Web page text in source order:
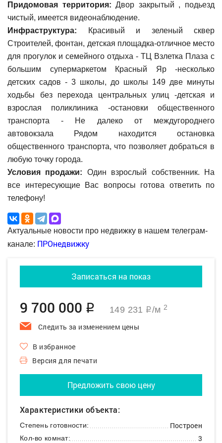
Придомовая территория: Двор закрытый , подьезд
чистый, имеется видеонаблюдение.
Инфраструктура: Красивый и зеленый сквер
Строителей, фонтан, детская площадка-отличное место
для прогулок и семейного отдыха - ТЦ Взлетка Плаза с
большим супермаркетом Красный Яр -несколько
детских садов - 3 школы, до школы 149 две минуты
ходьбы без перехода центральных улиц -детская и
взрослая поликлиника -остановки общественного
транспорта - Не далеко от междугороднего
автовокзала Рядом находится остановка
общественного транспорта, что позволяет добраться в
любую точку города.
Условия продажи: Один взрослый собственник. На
все интересующие Вас вопросы готова ответить по
телефону!
Актуальные новости про недвижку в нашем телеграм-
канале: ПРОнедвижку
Записаться на показ
9 700 000 q 149 231 q/м 2
Следить за изменением цены
В избранное
Версия для печати
Предложить свою цену
Характеристики объекта:
Степень готовности: Построен
Кол-во комнат: 3